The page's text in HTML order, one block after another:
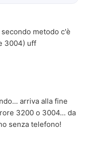
metodo c'è
3004) uff
arriva alla fine
3200 o 3004... da
senza telefono!